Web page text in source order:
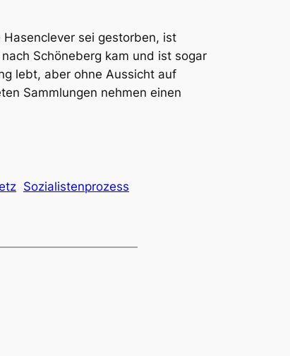
sei gestorben, ist
Schöneberg kam und ist sogar
lebt, aber ohne Aussicht auf
Sammlungen nehmen einen
Sozialistenprozess